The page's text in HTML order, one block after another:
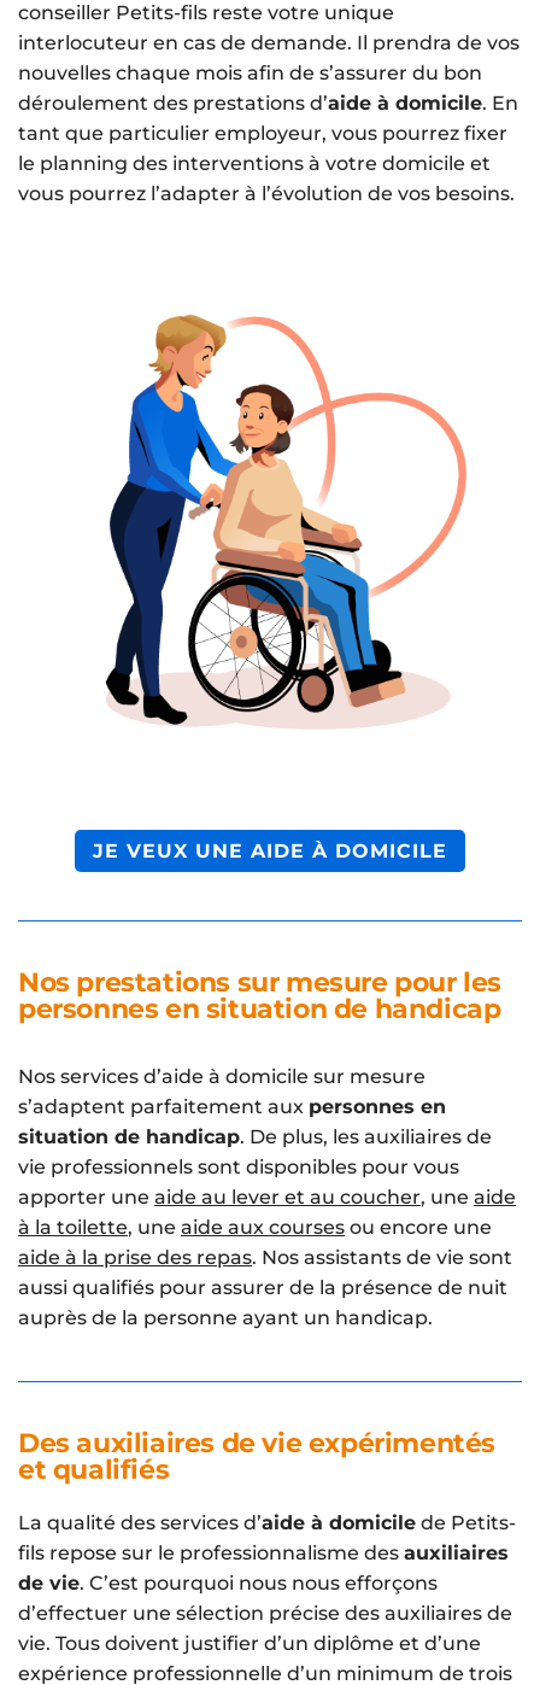
conseiller Petits-fils reste votre unique
interlocuteur en cas de demande. Il prendra de vos
nouvelles chaque mois afin de s’assurer du bon
déroulement des prestations d’aide à domicile. En
tant que particulier employeur, vous pourrez fixer
le planning des interventions à votre domicile et
vous pourrez l’adapter à l’évolution de vos besoins.
JE VEUX UNE AIDE À DOMICILE
Nos prestations sur mesure pour les
personnes en situation de handicap
Nos services d’aide à domicile sur mesure
s’adaptent parfaitement aux personnes en
situation de handicap. De plus, les auxiliaires de
vie professionnels sont disponibles pour vous
apporter une aide au lever et au coucher, une aide
à la toilette, une aide aux courses ou encore une
aide à la prise des repas. Nos assistants de vie sont
aussi qualifiés pour assurer de la présence de nuit
auprès de la personne ayant un handicap.
Des auxiliaires de vie expérimentés
et qualifiés
La qualité des services d’aide à domicile de Petits-
fils repose sur le professionnalisme des auxiliaires
de vie. C’est pourquoi nous nous efforçons
d’effectuer une sélection précise des auxiliaires de
vie. Tous doivent justifier d’un diplôme et d’une
expérience professionnelle d’un minimum de trois